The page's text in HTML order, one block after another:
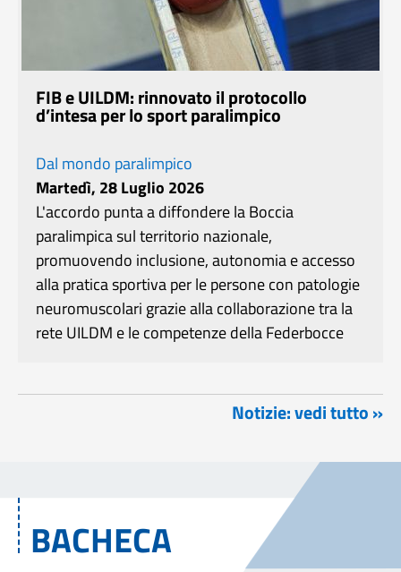
FIB e UILDM: rinnovato il protocollo
d’intesa per lo sport paralimpico
Dal mondo paralimpico
Martedì, 28 Luglio 2026
L'accordo punta a diffondere la Boccia
paralimpica sul territorio nazionale,
promuovendo inclusione, autonomia e accesso
alla pratica sportiva per le persone con patologie
neuromuscolari grazie alla collaborazione tra la
rete UILDM e le competenze della Federbocce
Notizie: vedi tutto »
BACHECA